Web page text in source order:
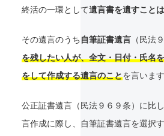
終活の一環として遺言書を遺すこと
その遺言のうち自筆証書遺言（民法
を残したい人が、全文・日付・氏名
をして作成する遺言のことを言います
公正証書遺言（民法９６９条）に比
言作成に際し、自筆証書遺言を選択